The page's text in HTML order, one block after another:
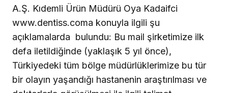
A.Ş. Kıdemli Ürün Müdürü Oya Kadaifci
www.dentiss.coma konuyla ilgili şu
açıklamalarda bulundu: Bu mail şirketimize ilk
defa iletildiğinde (yaklaşık 5 yıl önce),
Türkiyedeki tüm bölge müdürlüklerimize bu tür
bir olayın yaşandığı hastanenin araştırılması ve